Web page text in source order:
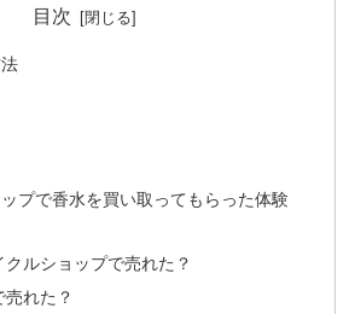
目次
プで香水を買い取ってもらった体験
クルショップで売れた？
れた？